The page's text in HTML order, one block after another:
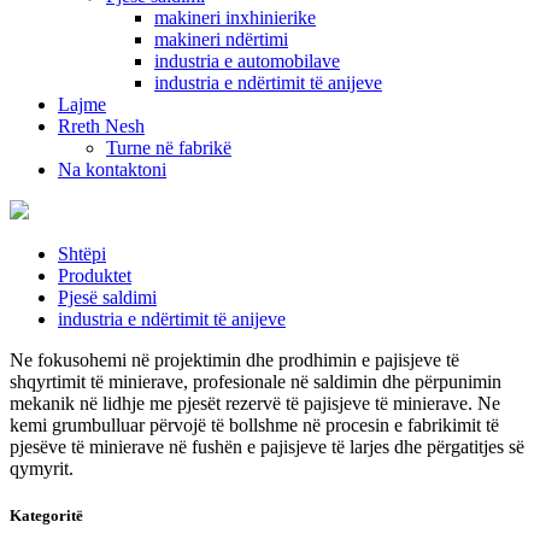
makineri inxhinierike
makineri ndërtimi
industria e automobilave
industria e ndërtimit të anijeve
Lajme
Rreth Nesh
Turne në fabrikë
Na kontaktoni
Shtëpi
Produktet
Pjesë saldimi
industria e ndërtimit të anijeve
Ne fokusohemi në projektimin dhe prodhimin e pajisjeve të
shqyrtimit të minierave, profesionale në saldimin dhe përpunimin
mekanik në lidhje me pjesët rezervë të pajisjeve të minierave. Ne
kemi grumbulluar përvojë të bollshme në procesin e fabrikimit të
pjesëve të minierave në fushën e pajisjeve të larjes dhe përgatitjes së
qymyrit.
Kategoritë